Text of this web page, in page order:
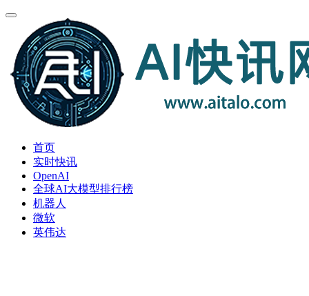
首页
实时快讯
OpenAI
全球AI大模型排行榜
机器人
微软
英伟达